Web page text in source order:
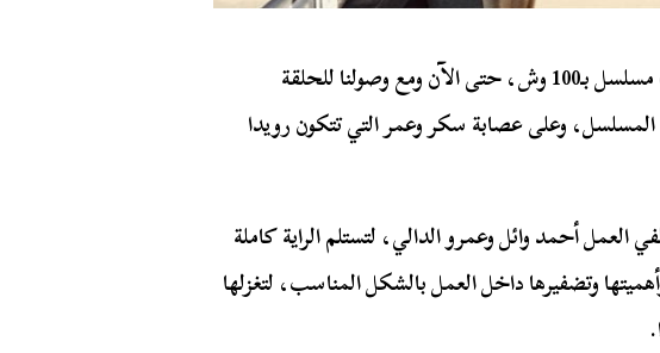
مرة أخرى نعود ونتحدث عن شخصيات مسلسل بـ100 وش، حتى الآن ومع وصولنا للحلقة
وعلى عصابة سكر وعمر التي تتكون رويدا
أحمد وائل وعمرو الدالي، لتستلم الراية كاملة
وتضفيرها داخل العمل بالشكل المناسب، لتغزلها